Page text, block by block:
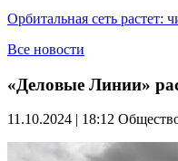
Орбитальная сеть растет:
Все новости
«Деловые Линии»
11.10.2024 | 18:12